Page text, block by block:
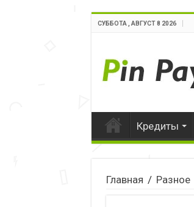
СУББОТА , АВГУСТ 8 2026
Кредиты
Главная / Разное